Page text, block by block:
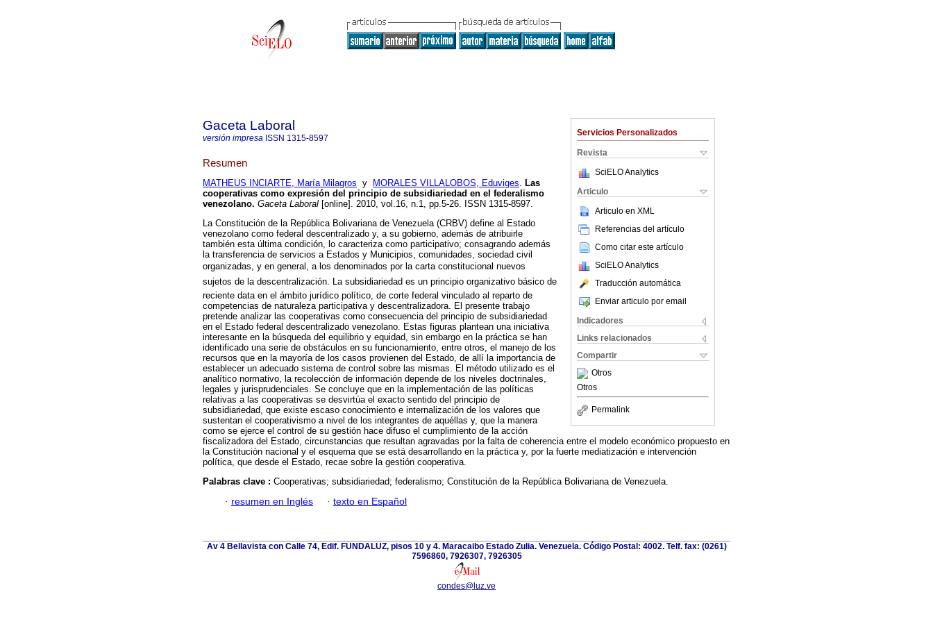
Servicios Personalizados
Revista
SciELO Analytics
Articulo
Articulo en XML
Referencias del artículo
Como citar este artículo
SciELO Analytics
Traducción automática
Enviar articulo por email
Indicadores
Links relacionados
Compartir
Otros
Otros
Permalink
Gaceta Laboral
versión impresa ISSN 1315-8597
Resumen
MATHEUS INCIARTE, María Milagros y MORALES VILLALOBOS, Eduviges. Las
cooperativas como expresión del principio de subsidiariedad en el federalismo
venezolano. Gaceta Laboral [online]. 2010, vol.16, n.1, pp.5-26. ISSN 1315-8597.
La Constitución de la República Bolivariana de Venezuela (CRBV) define al Estado
venezolano como federal descentralizado y, a su gobierno, además de atribuirle
también esta última condición, lo caracteriza como participativo; consagrando además
la transferencia de servicios a Estados y Municipios, comunidades, sociedad civil
organizadas, y en general, a los denominados por la carta constitucional nuevos
sujetos de la descentralización. La subsidiariedad es un principio organizativo básico de
reciente data en el ámbito jurídico político, de corte federal vinculado al reparto de
competencias de naturaleza participativa y descentralizadora. El presente trabajo
pretende analizar las cooperativas como consecuencia del principio de subsidiariedad
en el Estado federal descentralizado venezolano. Estas figuras plantean una iniciativa
interesante en la búsqueda del equilibrio y equidad, sin embargo en la práctica se han
identificado una serie de obstáculos en su funcionamiento, entre otros, el manejo de los
recursos que en la mayoría de los casos provienen del Estado, de allí la importancia de
establecer un adecuado sistema de control sobre las mismas. El método utilizado es el
analítico normativo, la recolección de información depende de los niveles doctrinales,
legales y jurisprudenciales. Se concluye que en la implementación de las políticas
relativas a las cooperativas se desvirtúa el exacto sentido del principio de
subsidiariedad, que existe escaso conocimiento e internalización de los valores que
sustentan el cooperativismo a nivel de los integrantes de aquéllas y, que la manera
como se ejerce el control de su gestión hace difuso el cumplimiento de la acción
fiscalizadora del Estado, circunstancias que resultan agravadas por la falta de coherencia entre el modelo económico propuesto en
la Constitución nacional y el esquema que se está desarrollando en la práctica y, por la fuerte mediatización e intervención
política, que desde el Estado, recae sobre la gestión cooperativa.
Palabras clave : Cooperativas; subsidiariedad; federalismo; Constitución de la República Bolivariana de Venezuela.
· resumen en Inglés · texto en Español
Av 4 Bellavista con Calle 74, Edif. FUNDALUZ, pisos 10 y 4. Maracaibo Estado Zulia. Venezuela. Código Postal: 4002. Telf. fax: (0261)
7596860, 7926307, 7926305
condes@luz.ve